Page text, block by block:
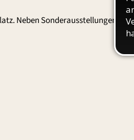
Neben Sonderausstellungen